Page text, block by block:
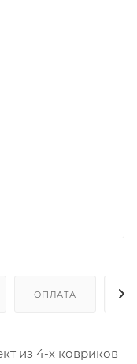
ОПЛАТА
из 4-х ковриков